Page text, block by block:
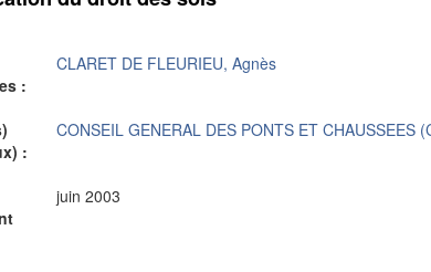
:
CLARET DE FLEURIEU, Agnès
:
CONSEIL GENERAL DES PONTS ET CHAUSSEES
juin 2003